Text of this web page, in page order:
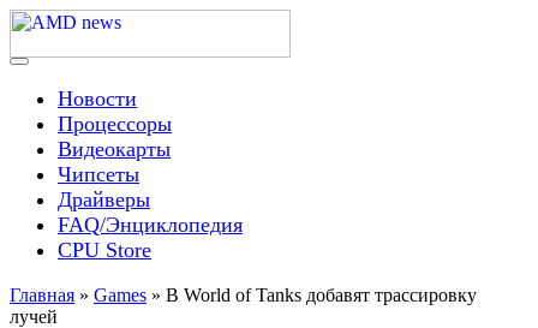
Skip
content
AMD news
Menu
Новости
Процессоры
Видеокарты
Чипсеты
Драйверы
FAQ/Энциклопедия
CPU Store
Главная » Games » В World of Tanks добавят трассировку
лучей